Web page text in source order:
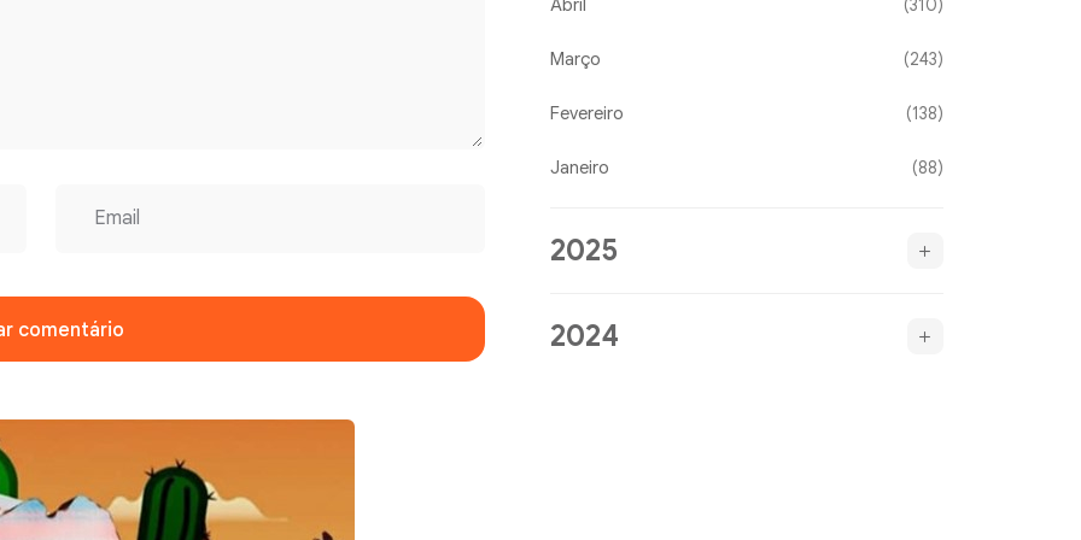
comentário
Abril (310)
Março (243)
Fevereiro (138)
Janeiro (88)
2025
2024